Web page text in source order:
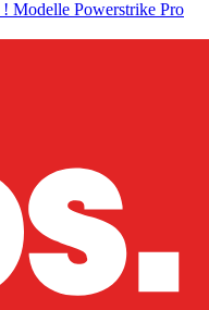
! Modelle Powerstrike Pro